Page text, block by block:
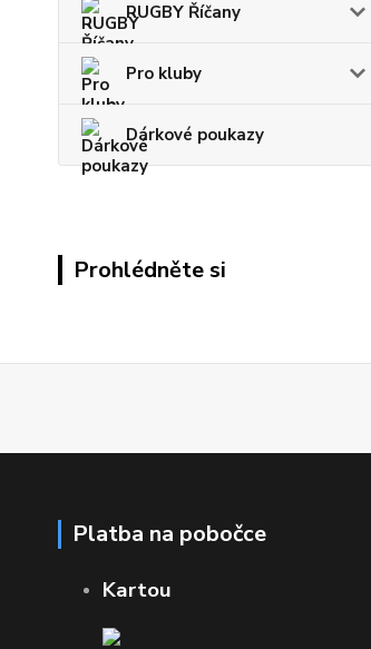
RUGBY Říčany
Pro kluby
Dárkové poukazy
Prohlédněte si
Platba na pobočce
Kartou